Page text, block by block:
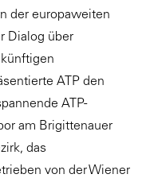
der europaweiten
Dialog über
ATP den
ATP-
am Brigittenauer
das
von der Wiener